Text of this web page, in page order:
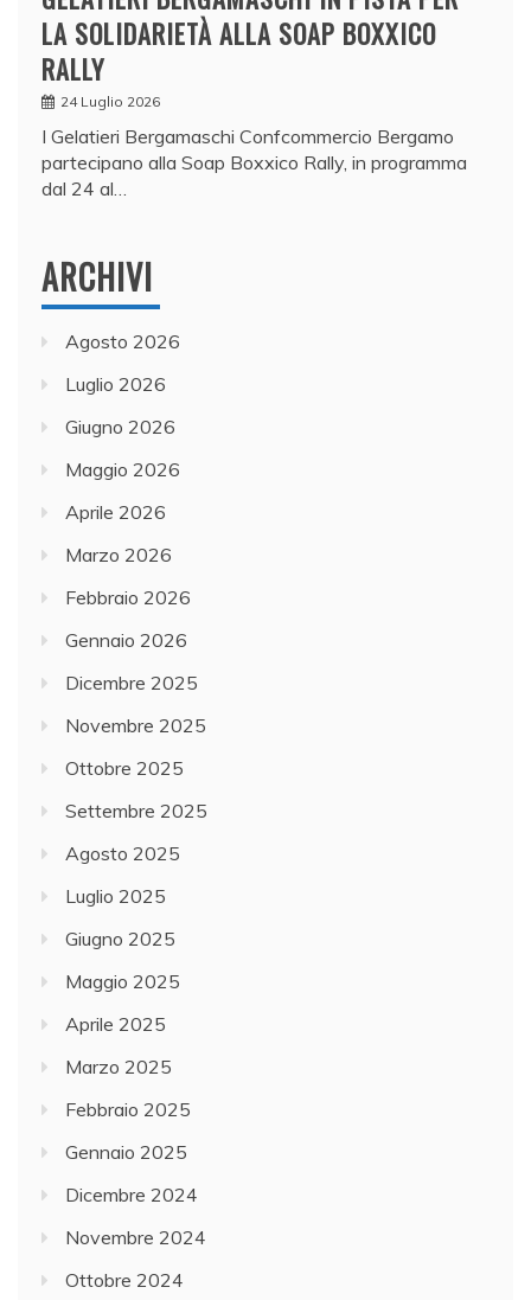
LA SOLIDARIETÀ ALLA SOAP BOXXICO
RALLY
24 Luglio 2026
I Gelatieri Bergamaschi Confcommercio Bergamo
partecipano alla Soap Boxxico Rally, in programma
dal 24 al…
ARCHIVI
Agosto 2026
Luglio 2026
Giugno 2026
Maggio 2026
Aprile 2026
Marzo 2026
Febbraio 2026
Gennaio 2026
Dicembre 2025
Novembre 2025
Ottobre 2025
Settembre 2025
Agosto 2025
Luglio 2025
Giugno 2025
Maggio 2025
Aprile 2025
Marzo 2025
Febbraio 2025
Gennaio 2025
Dicembre 2024
Novembre 2024
Ottobre 2024